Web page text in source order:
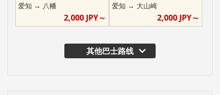
爱知 → 八幡
2,000JPY～
爱知 → 大山崎
2,000 JPY～
其他巴士路线